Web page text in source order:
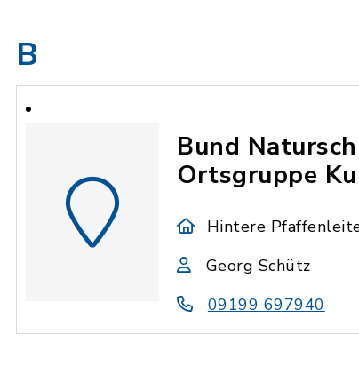
B
Bund
Ortsgruppe
Hintere
Georg Schütz
09199 697940